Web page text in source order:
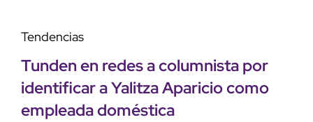
Tendencias
Tunden en redes a columnista por
identificar a Yalitza Aparicio como
empleada doméstica